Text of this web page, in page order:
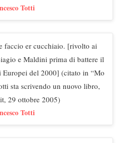
Totti
faccio er cucchiaio. [rivolto ai
e Maldini prima di battere il
Europei del 2000] (citato in “Mo
sta scrivendo un nuovo libro,
29 ottobre 2005)
Totti